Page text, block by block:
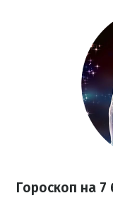
Гороскоп на 7